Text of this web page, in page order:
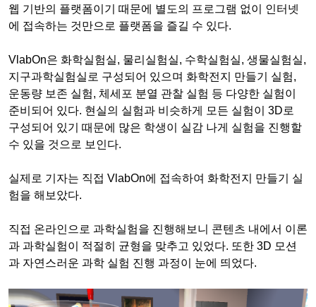
웹 기반의 플랫폼이기 때문에 별도의 프로그램 없이 인터넷
에 접속하는 것만으로 플랫폼을 즐길 수 있다.
VlabOn은 화학실험실, 물리실험실, 수학실험실, 생물실험실,
지구과학실험실로 구성되어 있으며 화학전지 만들기 실험,
운동량 보존 실험, 체세포 분열 관찰 실험 등 다양한 실험이
준비되어 있다. 현실의 실험과 비슷하게 모든 실험이 3D로
구성되어 있기 때문에 많은 학생이 실감 나게 실험을 진행할
수 있을 것으로 보인다.
실제로 기자는 직접 VlabOn에 접속하여 화학전지 만들기 실
험을 해보았다.
직접 온라인으로 과학실험을 진행해보니 콘텐츠 내에서 이론
과 과학실험이 적절히 균형을 맞추고 있었다. 또한 3D 모션
과 자연스러운 과학 실험 진행 과정이 눈에 띄었다.